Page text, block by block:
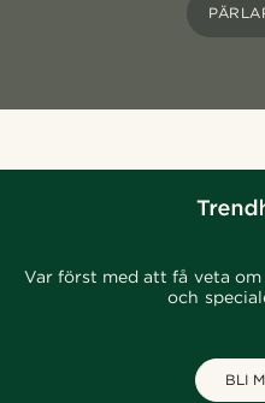
Var först med att få veta
och
BLI